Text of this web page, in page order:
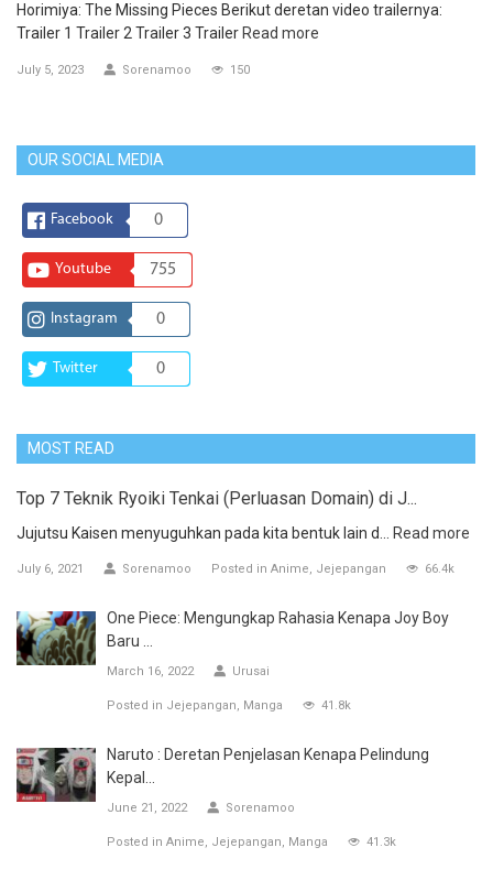
Horimiya: The Missing Pieces Berikut deretan video trailernya:
Trailer 1 Trailer 2 Trailer 3 Trailer Read more
July 5, 2023 Sorenamoo 150
OUR SOCIAL MEDIA
Facebook 0
Youtube 755
Instagram 0
Twitter 0
MOST READ
Top 7 Teknik Ryoiki Tenkai (Perluasan Domain) di J...
Jujutsu Kaisen menyuguhkan pada kita bentuk lain d... Read more
July 6, 2021 Sorenamoo Posted in Anime Jejepangan 66.4k
One Piece: Mengungkap Rahasia Kenapa Joy Boy
Baru ...
March 16, 2022 Urusai
Posted in Jejepangan Manga 41.8k
Naruto : Deretan Penjelasan Kenapa Pelindung
Kepal...
June 21, 2022 Sorenamoo
Posted in Anime Jejepangan Manga 41.3k